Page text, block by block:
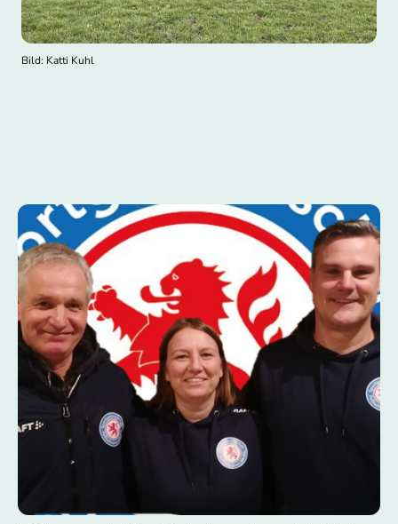
Bild: Katti Kuhl